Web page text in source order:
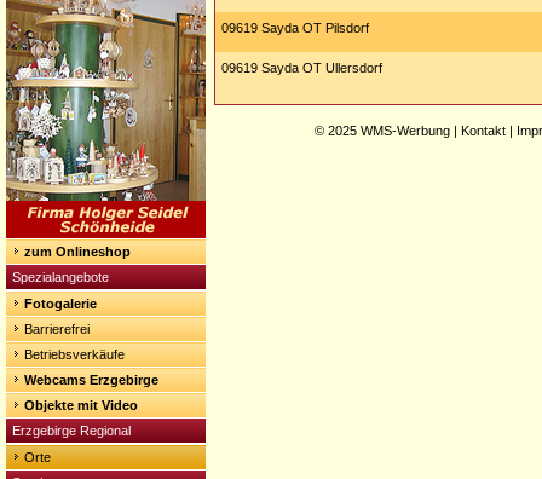
zum Onlineshop
Spezialangebote
Fotogalerie
Barrierefrei
Betriebsverkäufe
Webcams Erzgebirge
Objekte mit Video
Erzgebirge Regional
Orte
09619 Sayda OT Pilsdorf
09619 Sayda OT Ullersdorf
© 2025 WMS-Werbung | Kontakt |